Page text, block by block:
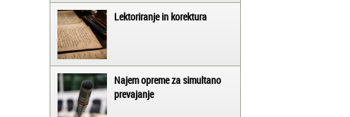
Lektoriranje in korektura
Najem opreme za simultano
prevajanje